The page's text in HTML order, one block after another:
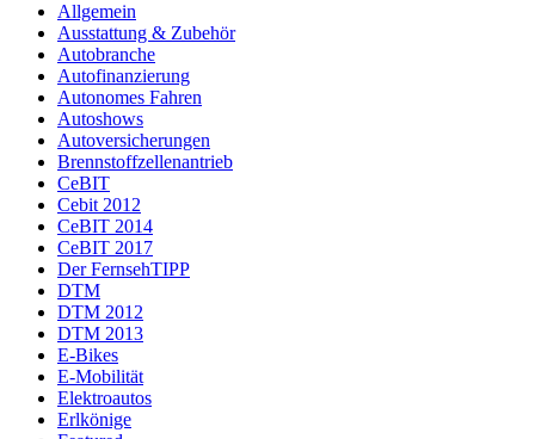
Allgemein
Ausstattung & Zubehör
Autobranche
Autofinanzierung
Autonomes Fahren
Autoshows
Autoversicherungen
Brennstoffzellenantrieb
CeBIT
Cebit 2012
CeBIT 2014
CeBIT 2017
Der FernsehTIPP
DTM
DTM 2012
DTM 2013
E-Bikes
E-Mobilität
Elektroautos
Erlkönige